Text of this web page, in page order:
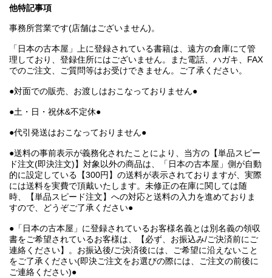
他特記事項
事務所営業です(店舗はございません)。
「日本の古本屋」上に登録されている書籍は、遠方の倉庫にて管
理しており、登録住所にはございません。また電話、ハガキ、FAX
でのご注文、ご質問等はお受けできません。ご了承ください。
●対面での販売、お渡しはおこなっておりません●
●土・日・祝休&不定休●
●代引発送はおこなっておりません●
●送料の事前表示が義務化されたことにより、当方の【単品スピー
ド注文(即決注文)】対象以外の商品は、「日本の古本屋」側が自動
的に設定している【300円】の送料が表示されておりますが、実際
には送料を実費で頂戴いたします。未修正の在庫に関しては随
時、【単品スピード注文】への対応と送料の入力を進めておりま
すので、どうぞご了承ください●
●「日本の古本屋」に登録されているお客様名義とは別名義の領収
書をご希望されているお客様は、【必ず、お振込み/ご決済前にご
連絡ください】。お振込後/ご決済後には、ご希望に沿えないこと
をご了承ください(即決ご注文をお選びの際には、ご注文の前後に
ご連絡ください)●